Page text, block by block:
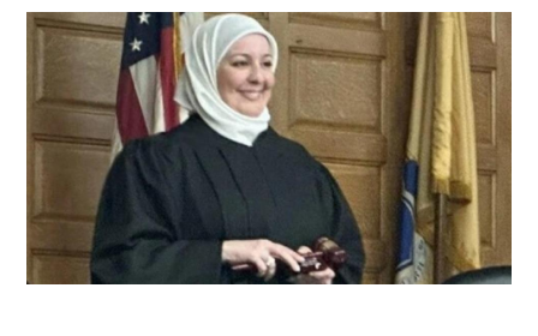
Ekonomi
Dünya
Yorum - Analiz
Söyleşi